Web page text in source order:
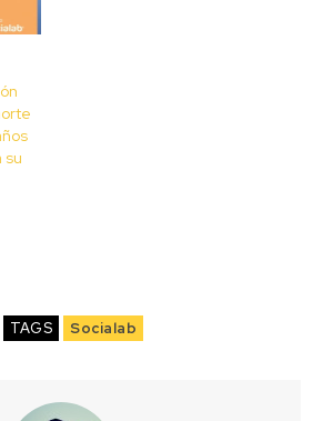
su
TAGS Socialab